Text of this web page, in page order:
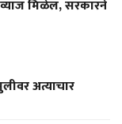
मिळेल, सरकारने
अत्याचार